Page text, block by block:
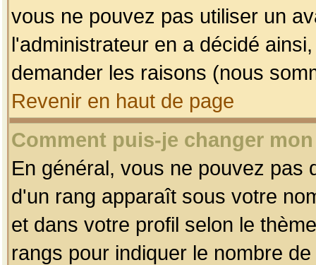
vous ne pouvez pas utiliser un
l'administrateur en a décidé
demander les raisons (nous
Revenir en haut de page
Comment puis-je changer
En général, vous ne pouvez pas
d'un rang apparaît sous votre
et dans votre profil selon le
rangs pour indiquer le nombre